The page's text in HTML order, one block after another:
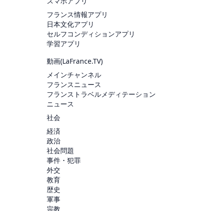
フランス情報アプリ
日本文化アプリ
セルフコンディションアプリ
学習アプリ
動画(LaFrance.TV)
メインチャンネル
フランスニュース
フランストラベルメディテーション
ニュース
社会
経済
政治
社会問題
事件・犯罪
外交
教育
歴史
軍事
宗教